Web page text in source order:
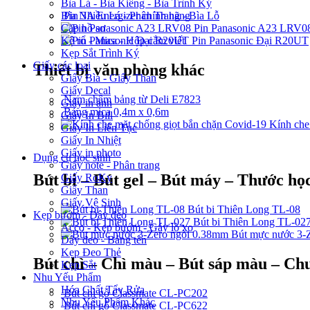
Pin 3A Energizer chính hãng
Pin Panasonic A23
Pin Panasonic Đại R20UT
Thiết bị văn phòng khác
Nam châm bảng từ Deli E7823
Bảng mica 0,4m x 0,6m
Kính
Dụng cụ học sinh
Bút bi – Bút gel – Bút máy – Thước
Bút bi Thiên Long TL-08
Bút bi Thiên Long TL-
Bút mực nước 3-
Bút chì – Chì màu – Bút sáp màu –
Bút chì gỗ Classmate CL-PC202
Bút chì gỗ Classmate CL-PC622
Bìa Lá - Bìa Kiếng - Bìa Trình Ký
Bìa Nhiều Lá - Phân Trang - Bìa Lỗ
Cặp hồ sơ
Kệ rổ - Mica - Hộp cắm viết
Kẹp Sắt Trình Ký
Giấy các loại
Giấy Bìa - Giấy Than
Giấy Decal
Giấy in ảnh
Giấy In Bill
Giấy In Liên Tục
Giấy In Nhiệt
Giấy in photo
Giấy note - Phân trang
Giấy RoKy
Giấy Than
Giấy Vệ Sinh
Kẹp bướm - Dây đeo
Acco - Kẹp bướm - Gáy lò xo
Dây đeo - Bảng tên
Kẹp Đeo Thẻ
Kẹp Sắt
Nhu Yếu Phẩm
Hóa Chất Tẩy Rửa
Nhu Yếu Phẩm Khác